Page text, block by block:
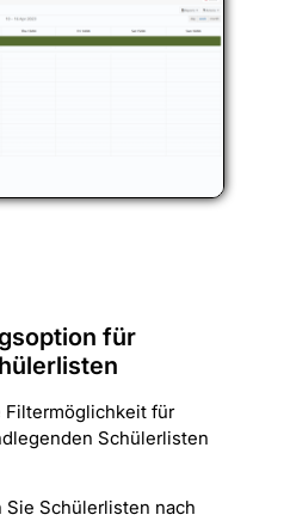
für
Filtermöglichkeit für
Schülerlisten
Schülerlisten nach